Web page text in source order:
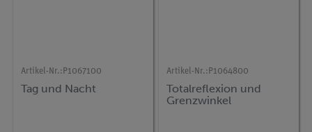
Artikel-Nr.: P1067100
Tag und Nacht
Artikel-Nr.: P1064800
Totalreflexion und
Grenzwinkel